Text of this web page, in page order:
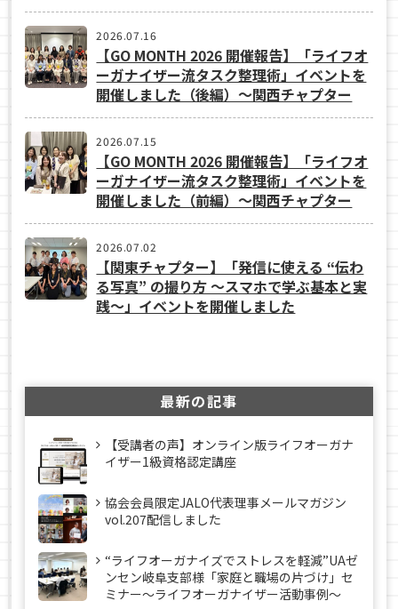
2026.07.16
【GO MONTH 2026 開催報告】「ライフオ
ーガナイザー流タスク整理術」イベントを
開催しました（後編）～関西チャプター
2026.07.15
【GO MONTH 2026 開催報告】「ライフオ
ーガナイザー流タスク整理術」イベントを
開催しました（前編）～関西チャプター
2026.07.02
【関東チャプター】「発信に使える “伝わ
る写真” の撮り方 ～スマホで学ぶ基本と実
践～」イベントを開催しました
最新の記事
【受講者の声】オンライン版ライフオーガナ
イザー1級資格認定講座
協会会員限定JALO代表理事メールマガジン
vol.207配信しました
“ライフオーガナイズでストレスを軽減”UAゼ
ンセン岐阜支部様「家庭と職場の片づけ」セ
ミナー～ライフオーガナイザー活動事例〜